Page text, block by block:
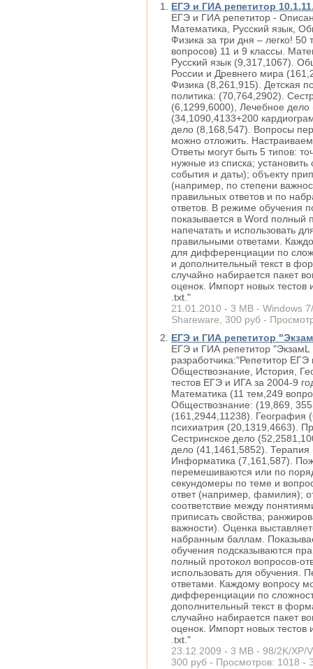
ЕГЭ и ГИА репетитор
ЕГЭ и ГИА репетитор -
Математика, Русский язык,
Физика за три дня – легко!
вопросов) 11 и 9 классы.
Русский язык (9,317,1067).
России и Древнего мира
Физика (8,261,915). Детская
политика: (70,764,2902).
(6,1299,6000), Лечебное
(34,1090,4133+200
дело (8,168,547). Вопросы
можно отложить.
Ответы могут быть 5 типов:
нужные из списка;
события и даты); объекту
(например, по степени
правильных ответов и по
ответов. В режиме обучения
показывается в Word полный
напечатать и использовать
правильными ответами.
для дифференциации по
и дополнительный текст в
случайно набирается пакет
оценок. Импорт новых
.txt."
21.01.2010 - 3 MB - Windows
Shareware, 300 руб -
ЕГЭ и ГИА репетитор
ЕГЭ и ГИА репетитор
разработчика:"Репетитор
Обществознание, История,
тестов ЕГЭ и ИГА за 2004-9
Математика (11 тем,249
Обществознание: (19,869,
(161,2944,11238). География
психиатрия (20,1319,4663).
Сестринское дело
дело (41,1461,5852).
Информатика (7,161,587).
перемешиваются или по
секундомеры по теме и
ответ (например, фамилия);
соответствие между
приписать свойства;
важности). Оценка
набранным баллам.
обучения подсказываются
полный протокол вопросов-
использовать для обучения.
ответами. Каждому вопросу
дифференциации по
дополнительный текст в
случайно набирается пакет
оценок. Импорт новых
.txt."
23.12.2009 - 3 MB - 98/2K/XP/
300 руб - Просмотров: 1018 -